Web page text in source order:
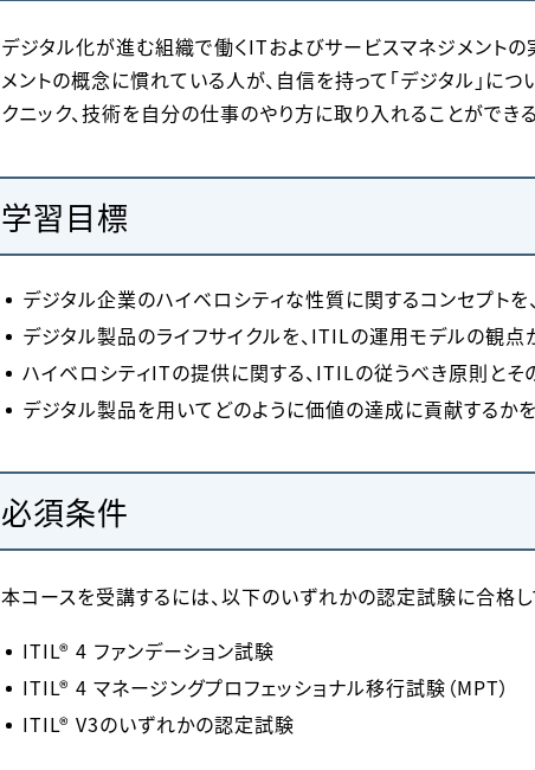
デジタル化が進む組織で働くITおよびサービスマネジメント
メントの概念に慣れている人が、自信を持って「デジタル」に
クニック、技術を自分の仕事のやり方に取り入れることができ
学習目標
デジタル企業のハイベロシティな性質に関するコンセプト
デジタル製品のライフサイクルを、ITILの運用モデルの観点
ハイベロシティITの提供に関する、ITILの従うべき原則とそ
デジタル製品を用いてどのように価値の達成に貢献するかを
必須条件
本コースを受講するには、以下のいずれかの認定試験に合格し
ITIL® 4 ファンデーション試験
ITIL® 4 マネージングプロフェッショナル移行試験（MPT）
ITIL® V3のいずれかの認定試験